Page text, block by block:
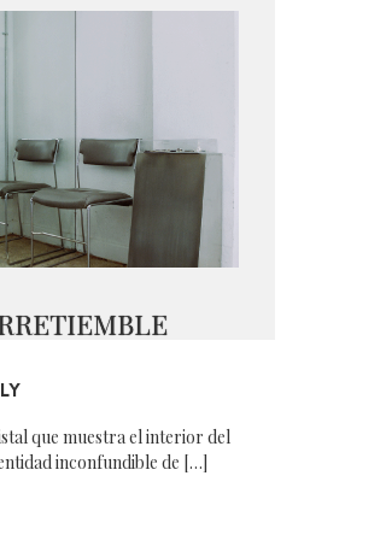
que muestra el interior del
inconfundible de […]